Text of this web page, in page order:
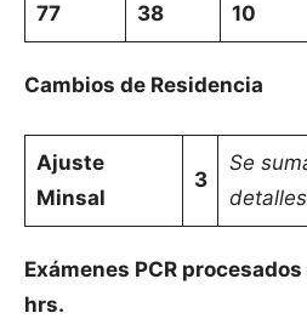
77 38 10
Cambios de Residencia
Ajuste
Minsal
3
Se
Exámenes PCR
hrs.